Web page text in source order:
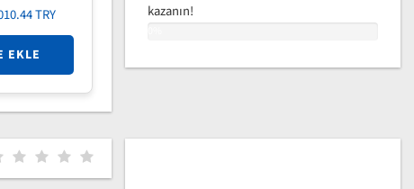
TRY
EKLE
kazanın!